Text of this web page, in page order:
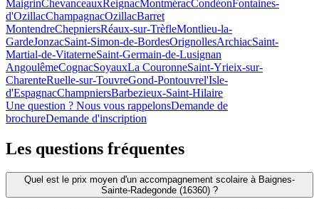
MaigrinChevanceauxReignacMontméracCondéonFontaines-
d'OzillacChampagnacOzillacBarret
MontendreChepniersRéaux-sur-TrèfleMontlieu-la-
GardeJonzacSaint-Simon-de-BordesOrignollesArchiacSaint-
Martial-de-VitaterneSaint-Germain-de-Lusignan
AngoulêmeCognacSoyauxLa CouronneSaint-Yrieix-sur-
CharenteRuelle-sur-TouvreGond-Pontouvrel'Isle-
d'EspagnacChampniersBarbezieux-Saint-Hilaire
Une question ? Nous vous rappelonsDemande de
brochureDemande d'inscription
Les questions fréquentes
Quel est le prix moyen d'un accompagnement scolaire à Baignes-
Sainte-Radegonde (16360) ?